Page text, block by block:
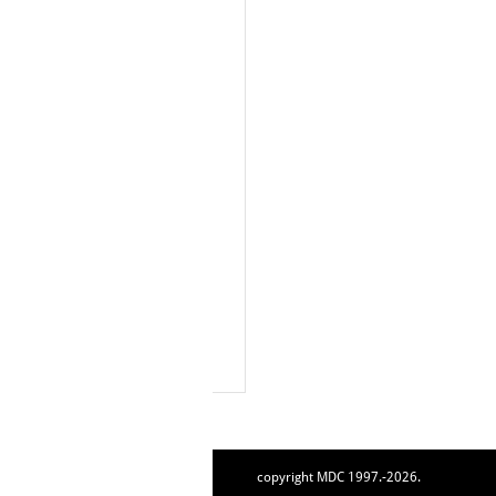
copyright MDC 1997.-2026.